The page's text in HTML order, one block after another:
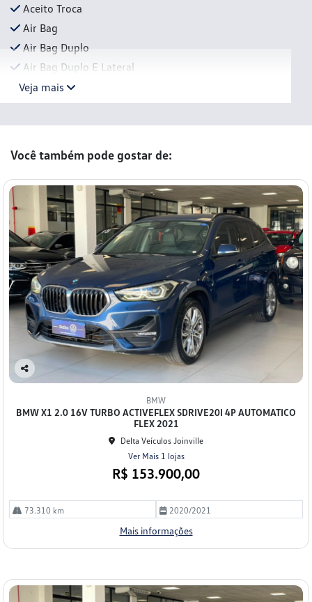
Aceito Troca
Air Bag
Air Bag Duplo
Air Bag Duplo E Lateral
Veja mais
Você também pode gostar de:
Co
lhe
BMW
BMW X1 2.0 16V TURBO ACTIVEFLEX SDRIVE20I 4P AUTOMATICO
FLEX 2021
Delta Veículos Joinville
Ver Mais 1 lojas
R$ 153.900,00
73.310 km 2020/2021
Mais informações